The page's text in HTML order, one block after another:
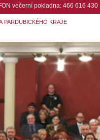
večerní pokladna: 466 616 430
PARDUBICKÉHO KRAJE